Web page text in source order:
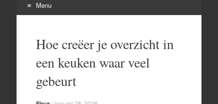
Menu
contentHoe creëer je overzicht in
een keuken waar veel
gebeurt